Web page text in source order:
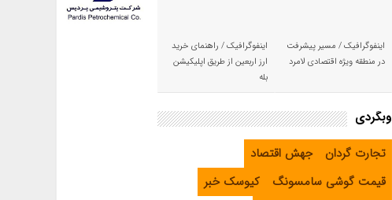
اینفوگرافیک / مسیر پیشرفت
در منطقه ویژه اقتصادی لامرد
اینفوگرافیک / راهنمای خرید
ارز اربعین از طریق اپلیکیشن
بله
وبگردی
تجارت گردان
جهش اقتصاد
قیمت گوشی سامسونگ
کیوسک خبر